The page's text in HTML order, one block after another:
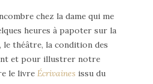
chez la dame qui me
heures à papoter sur la
théâtre, la condition des
et pour illustrer notre
le livre Écrivaines issu du